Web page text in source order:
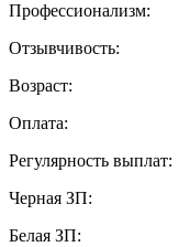
Профессионализм:
Отзывчивость:
Возраст:
Оплата:
Регулярность выплат:
Черная ЗП:
Белая ЗП: